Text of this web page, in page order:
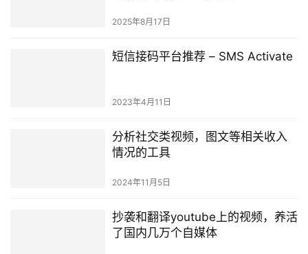
2025年8月17日
短信接码平台推荐 – SMS Activate
2023年4月11日
分析社交类视频，图文等相关收入
情况的工具
2024年11月5日
抄袭和翻译youtube上的视频，养活
了国内几万个自媒体